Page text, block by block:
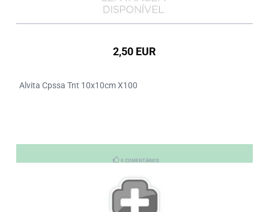
2,50 EUR
Alvita Cpssa Tnt 10x10cm X100
0 COMENTÁRIOS